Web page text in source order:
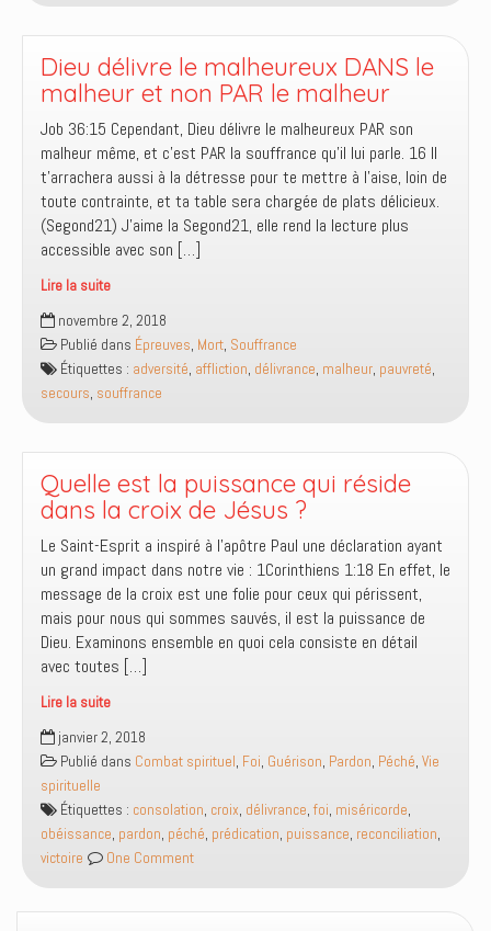
nous
présente-
t-
il
la
mission
de
Jésus
?
Dieu délivre le malheureux DANS le
malheur et non PAR le malheur
Job 36:15 Cependant, Dieu délivre le malheureux PAR son
malheur même, et c’est PAR la souffrance qu’il lui parle. 16 Il
t’arrachera aussi à la détresse pour te mettre à l’aise, loin de
toute contrainte, et ta table sera chargée de plats délicieux.
(Segond21) J’aime la Segond21, elle rend la lecture plus
accessible avec son […]
Lire la suite
Dieu
délivre
le
malheureux
DANS
malheur
et
non
PAR
le
malheur
novembre 2, 2018
Publié dans Épreuves, Mort, Souffrance
Étiquettes : adversité, affliction, délivrance, malheur, pauvreté,
secours, souffrance
Quelle est la puissance qui réside
dans la croix de Jésus ?
Le Saint-Esprit a inspiré à l’apôtre Paul une déclaration ayant
un grand impact dans notre vie : 1Corinthiens 1:18 En effet, le
message de la croix est une folie pour ceux qui périssent,
mais pour nous qui sommes sauvés, il est la puissance de
Dieu. Examinons ensemble en quoi cela consiste en détail
avec toutes […]
Lire la suite
Quelle
est
la
puissance
qui
réside
dans
croix
janvier 2, 2018
Publié dans Combat spirituel, Foi, Guérison, Pardon, Péché, Vie
spirituelle
Étiquettes : consolation, croix, délivrance, foi, miséricorde,
obéissance, pardon, péché, prédication, puissance, reconciliation,
victoire
One Comment